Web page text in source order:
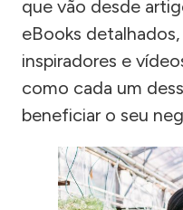
que vão desde
eBooks
inspiradores e
como cada um
beneficiar o seu